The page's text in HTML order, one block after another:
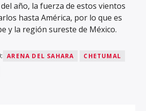
año, la fuerza de estos vientos
hasta América, por lo que es
y la región sureste de México.
ARENA DEL SAHARA
CHETUMAL